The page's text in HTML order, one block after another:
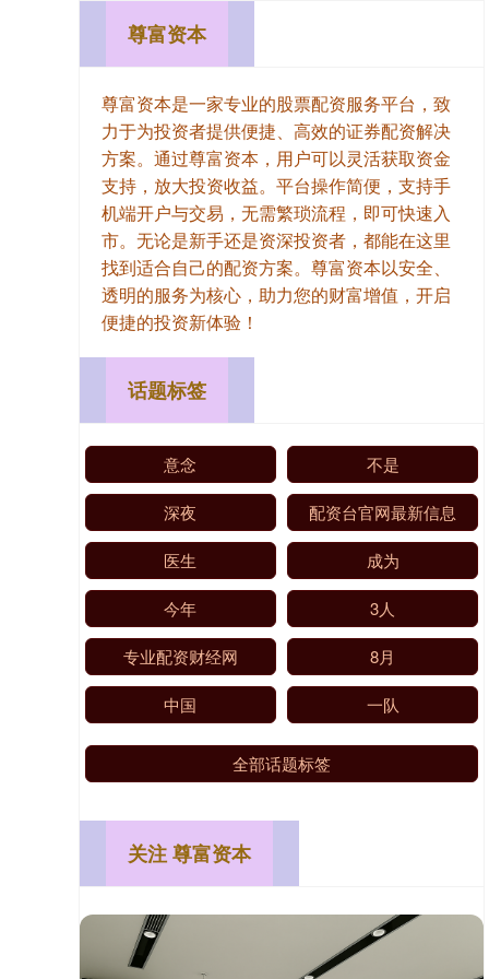
尊富资本
尊富资本是一家专业的股票配资服务平台，致
力于为投资者提供便捷、高效的证券配资解决
方案。通过尊富资本，用户可以灵活获取资金
支持，放大投资收益。平台操作简便，支持手
机端开户与交易，无需繁琐流程，即可快速入
市。无论是新手还是资深投资者，都能在这里
找到适合自己的配资方案。尊富资本以安全、
透明的服务为核心，助力您的财富增值，开启
便捷的投资新体验！
话题标签
意念 不是
深夜 配资台官网最新信息
医生 成为
今年 3人
专业配资财经网 8月
中国 一队
全部话题标签
关注 尊富资本